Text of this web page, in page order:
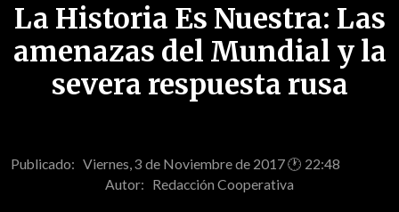
La Historia Es Nuestra: Las
amenazas del Mundial y la
severa respuesta rusa
Publicado: Viernes, 3 de Noviembre de 2017 🕐 22:48
Autor: Redacción Cooperativa